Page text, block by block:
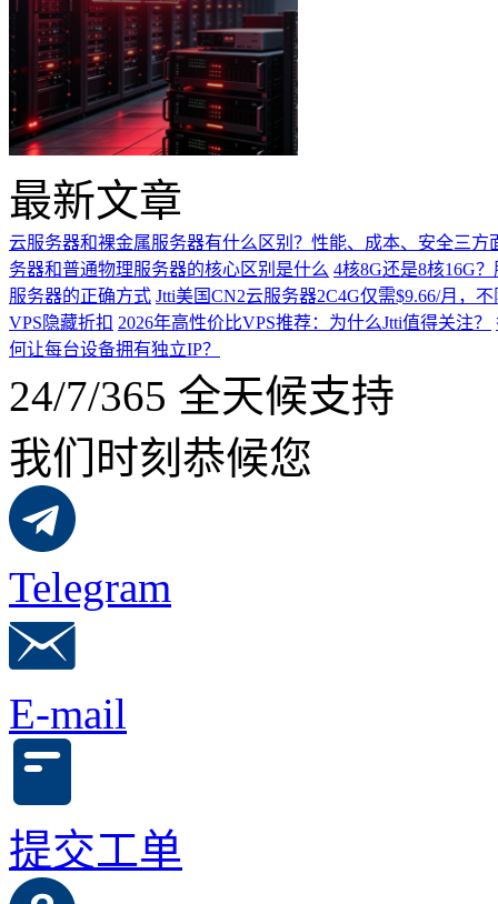
最新文章
云服务器和裸金属服务器有什么区别？性能、成本、安全三方
务器和普通物理服务器的核心区别是什么 4核8G还是8核16G
服务器的正确方式 Jtti美国CN2云服务器2C4G仅需$9.66/月，
VPS隐藏折扣 2026年高性价比VPS推荐：为什么Jtti值得关注？
何让每台设备拥有独立IP？
24/7/365 全天候支持
我们时刻恭候您
Telegram
E-mail
提交工单